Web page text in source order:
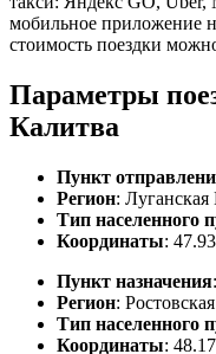
мобильное приложение
стоимость поездки
Параметры
Калитва
Пункт
Регион:
Тип населенного
Координаты:
Пункт назначения
Регион:
Тип населенного
Координаты: